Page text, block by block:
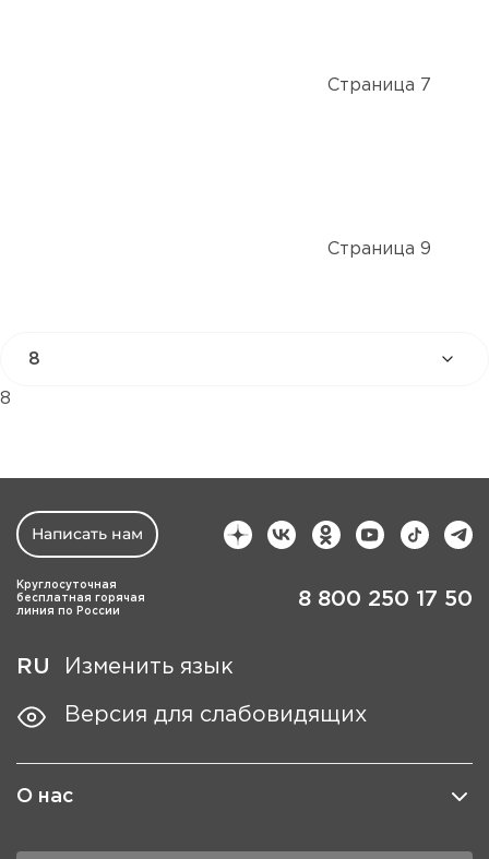
Страница 7
Страница 9
8
Написать нам
Круглосуточная
бесплатная горячая
линия по России
8 800 250 17 50
RU Изменить язык
Версия для слабовидящих
О нас